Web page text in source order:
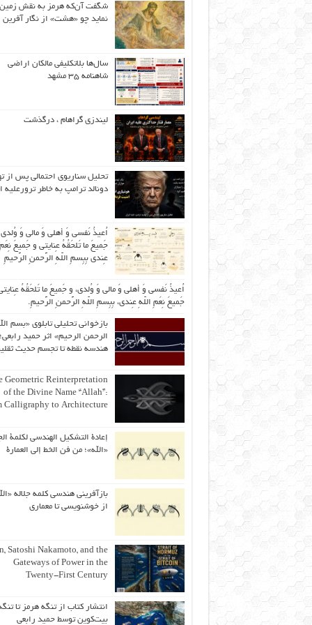
شگفت آن‌که هرمز به نقش زمین
نماید چو «هشت» از نگار آفرین
سال‌ها بلاتکلیفی مالکان اراضی
شاهنامه ۳۵ مشهد
لیندزی گراهام ، درگذشت
تحلیل سناریوی احتمالی پس از
دونالد ترامپ به خاطر ترورعلیه
اُعیذُ نَفسی وَ أهلی وَ مالی وَ
جَمیعَ ما تَلحَقُهُ عِنایتی و جَمیعَ نِعَمِ
عِندی بِبِسمِ اللّهِ الرَّحمنِ الرَّحیمِ
اُعیذُ نَفسی وَ أهلی وَ مالی وَ وُلدی، و جَمیعَ ما تَلحَقُهُ
جَمیعَ نِعَمِ اللّهِ عِندی، بِبِسمِ اللّهِ الرَّحمنِ الرَّحیمِ.
بازخوانی تحلیلی تابلوی «بسم
الرحمن الرحیم» اثر حمید رابعی؛
هندسه نقطه تا تجسم حدیث
Geometric Reinterpretation
of the Divine Name “Allah”:
Calligraphy to Architecture
إعادة التشكيل الهندسي لكلمة
«الله»؛ من فن الخط إلى العمارة
بازآفرینی هندسی کلمه جلاله
از خوشنویسی تا معماری
Satoshi Nakamoto, and the
Gateways of Power in the
Twenty-First Century
انتشار کتاب از تنگه هرمز تا
بیت‌کوین توسط حمید رابعی